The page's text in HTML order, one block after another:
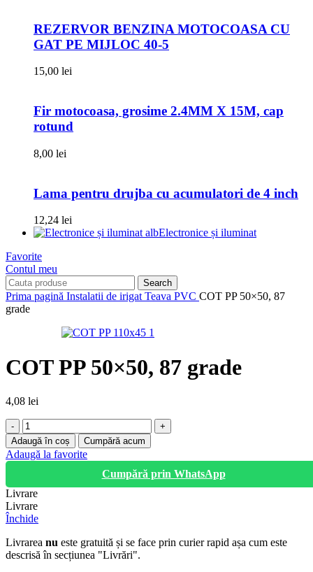
REZERVOR BENZINA MOTOCOASA CU
GAT PE MIJLOC 40-5
15,00 lei
Fir motocoasa, grosime 2.4MM X 15M, cap
rotund
8,00 lei
Lama pentru drujba cu acumulatori de 4 inch
12,24 lei
Electronice și iluminat
Favorite
Contul meu
Search
Prima pagină Instalatii de irigat Teava PVC COT PP 50×50, 87
grade
COT PP 50×50, 87 grade
4,08 lei
Cantitate
COT
PP
50x50,
grade
Adaugă în coș Cumpără acum
Adaugă la favorite
Cumpără prin WhatsApp
Livrare
Livrare
Închide
Livrarea nu este gratuită și se face prin curier rapid așa cum este
descrisă în secțiunea "Livrări".